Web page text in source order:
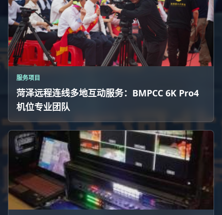
服务项目
菏泽远程连线多地互动服务：BMPCC 6K Pro4
机位专业团队